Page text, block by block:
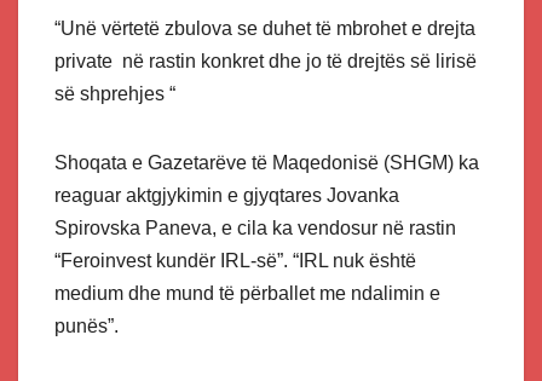
“Unë vërtetë zbulova se duhet të mbrohet e drejta
private në rastin konkret dhe jo të drejtës së lirisë
së shprehjes “
Shoqata e Gazetarëve të Maqedonisë (SHGM) ka
reaguar aktgjykimin e gjyqtares Jovanka
Spirovska Paneva, e cila ka vendosur në rastin
“Feroinvest kundër IRL-së”. “IRL nuk është
medium dhe mund të përballet me ndalimin e
punës”.